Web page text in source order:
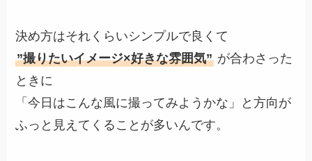
決め方はそれくらいシンプルで良くて
”撮りたいイメージ×好きな雰囲気” が合わさった
ときに
「今日はこんな風に撮ってみようかな」と方向が
ふっと見えてくることが多いんです。